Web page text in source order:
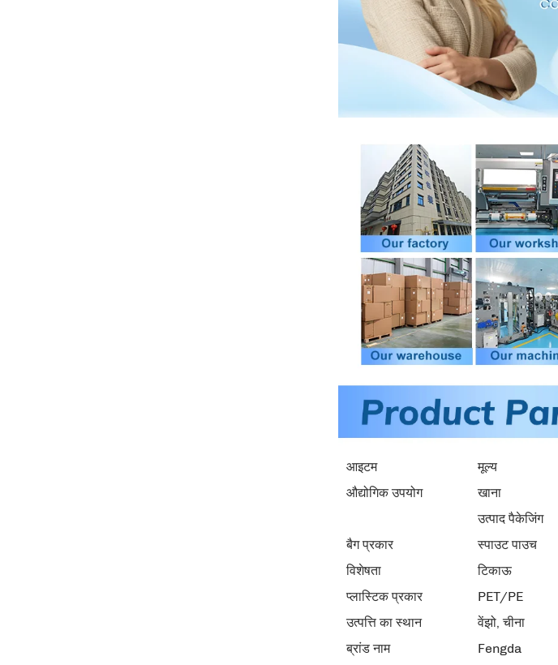
आइटम
मूल्य
औद्योगिक उपयोग
खाना
उत्पाद पैकेजिंग
बैग प्रकार
स्पाउट पाउच
विशेषता
टिकाऊ
प्लास्टिक प्रकार
PET/PE
उत्पत्ति का स्थान
वेंझो, चीना
ब्रांड नाम
Fengda